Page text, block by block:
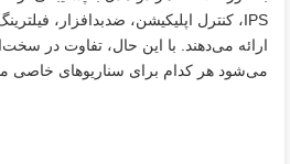
ارائه می‌دهند. با این حال، تفاوت در
می‌شود هر کدام برای سناریوهای خاصی